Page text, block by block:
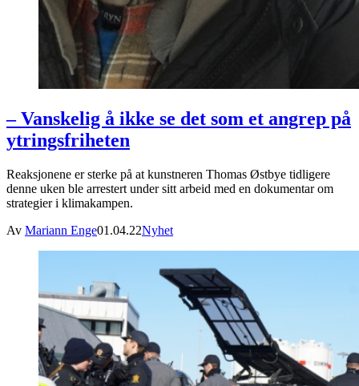
– Vanskelig å ikke se det som et angrep på
ytringsfriheten
Reaksjonene er sterke på at kunstneren Thomas Østbye tidligere
denne uken ble arrestert under sitt arbeid med en dokumentar om
strategier i klimakampen.
Av Mariann Enge01.04.22Nyhet